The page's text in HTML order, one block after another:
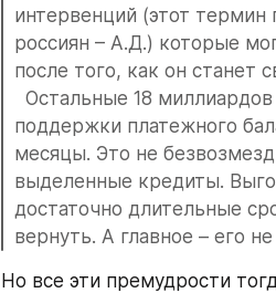
интервенций (этот термин
россиян – А.Д.) которые
после того, как он станет
Остальные 18
поддержки платежного
месяцы. Это не
выделенные кредиты.
достаточно длительные
вернуть. А главное – его
Но все эти премудрости